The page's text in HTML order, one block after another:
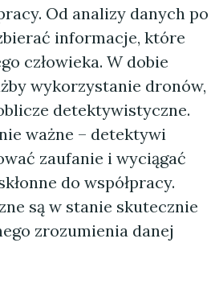
Od analizy danych po
informacje, które
człowieka. W dobie
wykorzystanie dronów,
detektywistyczne.
ważne – detektywi
zaufanie i wyciągać
do współpracy.
są w stanie skutecznie
zrozumienia danej